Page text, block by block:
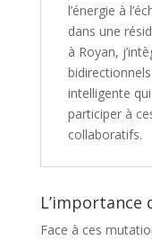
l’énergie à
dans une
à Royan,
intelligente
participer à
collaboratifs.
L’importance
Face à ces